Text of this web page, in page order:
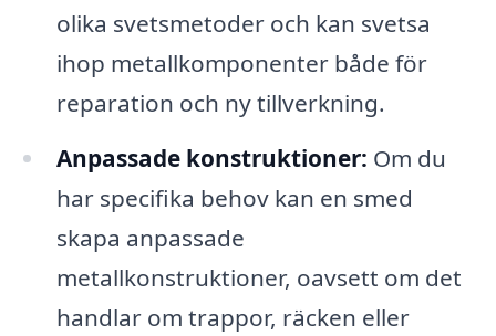
olika svetsmetoder och kan svetsa
ihop metallkomponenter både för
reparation och ny tillverkning.
Anpassade konstruktioner: Om du
har specifika behov kan en smed
skapa anpassade
metallkonstruktioner, oavsett om det
handlar om trappor, räcken eller